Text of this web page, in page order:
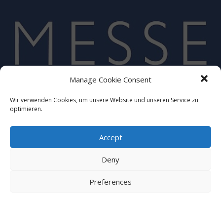
Manage Cookie Consent
Wir verwenden Cookies, um unsere Website und unseren Service zu
optimieren.
Accept
Deny
Preferences
Messe Essen